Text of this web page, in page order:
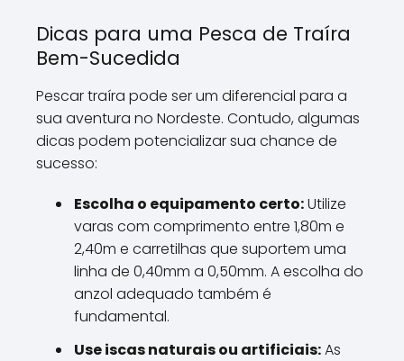
Dicas para uma Pesca de Traíra
Bem-Sucedida
Pescar traíra pode ser um diferencial para a
sua aventura no Nordeste. Contudo, algumas
dicas podem potencializar sua chance de
sucesso:
Escolha o equipamento certo:Utilize
varas com comprimento entre 1,80m e
2,40m e carretilhas que suportem uma
linha de 0,40mm a 0,50mm. A escolha do
anzol adequado também é
fundamental.
Use iscas naturais ou artificiais:As